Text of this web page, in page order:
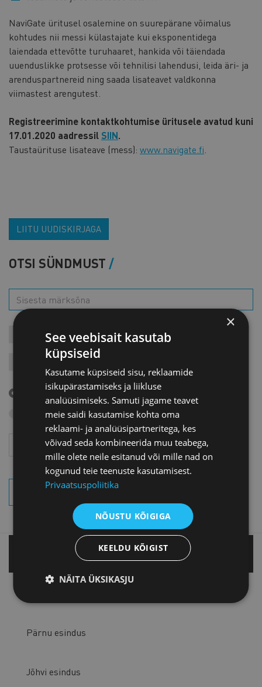
NaviGate üritusel osalemine on suurepärane võimalus
kohtudes nii messi külastajate kui eksponentidega
laiendada ettevõtte turuhaaret, hankida või täiendada
uuenduslikke protsesse või tehnilisi lahendusi, leida äri- ja
arenduspartnereid ning saada lisateavet valdkonna
viimastest arengutest.
Registreerimine kontaktkohtumise üritusele avatud kuni
17.01.2020 aadressilSIIN.
Taustaürituse lisateave (mess): www.navigate.fi
LIITU UUDISKIRJAGA
OTSI SÜNDMUST
KONTAKTÜRITUSED KOOLITUSED LIIKMEÜRITUSED
JÄRELVAATAMINE
Tulevased sündmused
Otsi arhiivist
Kuu
OTSI SÜNDMUSI
Pärnu esindus
Jõhvi esindus
×
See veebisait kasutab
küpsiseid
Kasutame küpsiseid sisu, reklaamide
isikupärastamiseks ja liikluse
analüüsimiseks. Samuti jagame teavet
meie saidi kasutamise kohta oma
reklaami- ja analüüsipartneritega, kes
võivad seda kombineerida muu teabega,
mille olete neile esitanud või mille nad on
kogunud teie teenuste kasutamisest.
Privaatsuspoliitika
NÕUSTU KÕIGIGA
KEELDU KÕIGIST
NÄITA ÜKSIKASJU